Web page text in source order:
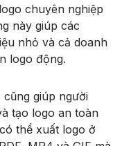
chuyên nghiệp
này giúp các
nhỏ và cả doanh
logo động.
giúp người
tạo logo an toàn
thể xuất logo ở